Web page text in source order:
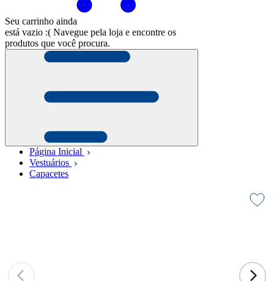
Seu carrinho ainda
está vazio :( Navegue pela loja e encontre os
produtos que você procura.
Página Inicial
Vestuários
Capacetes